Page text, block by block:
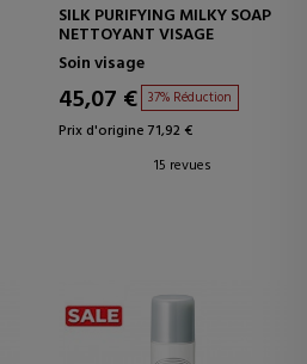
SILK PURIFYING MILKY SOAP
NETTOYANT VISAGE
Soin visage
45,07 € 37% Réduction
Prix d'origine 71,92 €
15 revues